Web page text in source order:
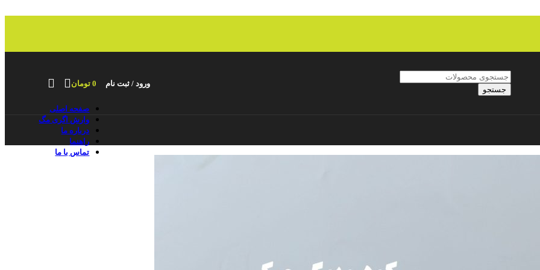
جستجو
ورود / ثبت نام 0 تومان
صفحه اصلی
وارش اگری مگ
درباره ما
راهنما
تماس با ما